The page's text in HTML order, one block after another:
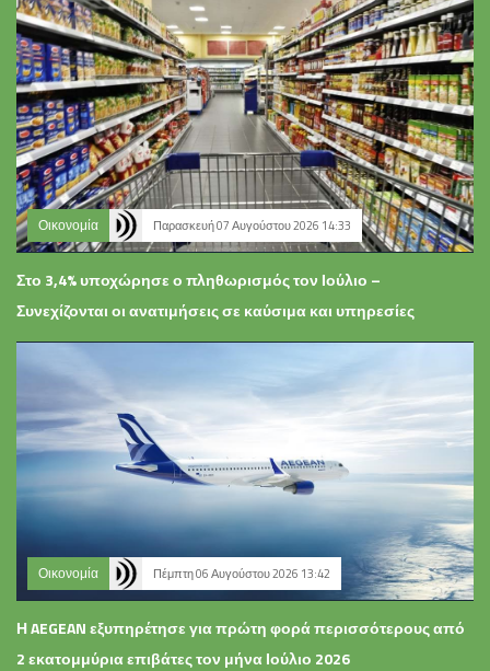
Οικονομία Παρασκευή 07 Αυγούστου 2026 14:33
Στο 3,4% υποχώρησε ο πληθωρισμός τον Ιούλιο –
Συνεχίζονται οι ανατιμήσεις σε καύσιμα και υπηρεσίες
Οικονομία Πέμπτη 06 Αυγούστου 2026 13:42
Η AEGEAN εξυπηρέτησε για πρώτη φορά περισσότερους από
2 εκατομμύρια επιβάτες τον μήνα Ιούλιο 2026